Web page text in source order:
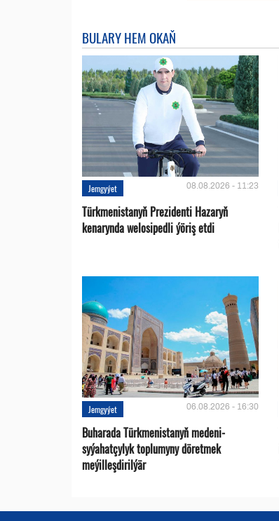
BULARY HEM OKAŇ
Jemgyýet 08.08.2026 - 11:23
Türkmenistanyň Prezidenti Hazaryň
kenarynda welosipedli ýöriş etdi
Jemgyýet 06.08.2026 - 16:30
Buharada Türkmenistanyň medeni-
syýahatçylyk toplumyny döretmek
meýilleşdirilýär